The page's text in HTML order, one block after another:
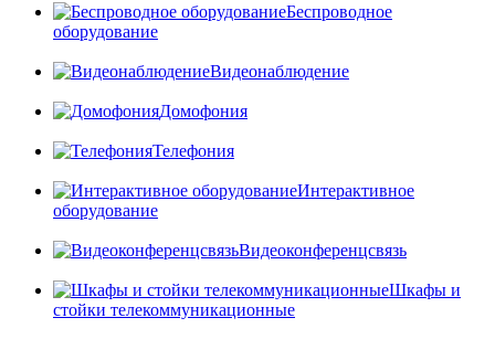
Беспроводное
оборудование
Видеонаблюдение
Домофония
Телефония
Интерактивное
оборудование
Видеоконференцсвязь
Шкафы и
стойки телекоммуникационные